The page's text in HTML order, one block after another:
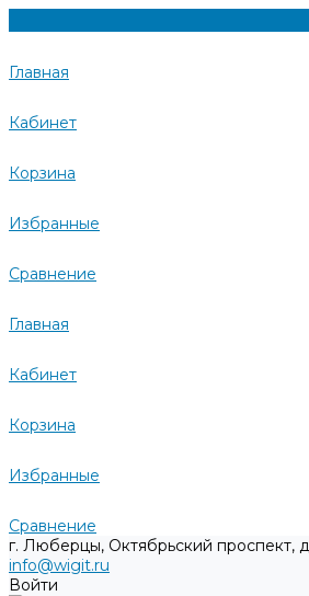
Главная
Кабинет
Корзина
Избранные
Сравнение
Главная
Кабинет
Корзина
Избранные
Сравнение
г. Люберцы, Октябрьский проспект,
info@wigit.ru
Войти